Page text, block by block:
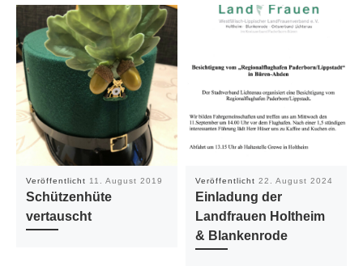
Veröffentlicht 11. August 2019
Schützenhüte
vertauscht
Veröffentlicht 22. August 2024
Einladung der
Landfrauen Holtheim
& Blankenrode